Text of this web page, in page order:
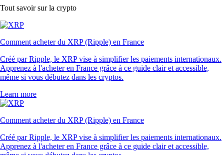
Tout savoir sur la crypto
Comment acheter du XRP (Ripple) en France
Créé par Ripple, le XRP vise à simplifier les paiements internationaux.
Apprenez à l'acheter en France grâce à ce guide clair et accessible,
même si vous débutez dans les cryptos.
Learn more
Comment acheter du XRP (Ripple) en France
Créé par Ripple, le XRP vise à simplifier les paiements internationaux.
Apprenez à l'acheter en France grâce à ce guide clair et accessible,